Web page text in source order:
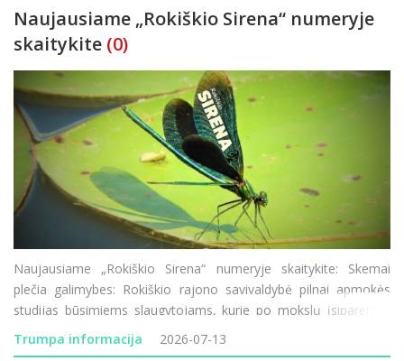
Naujausiame „Rokiškio Sirena“ numeryje
skaitykite (0)
Naujausiame „Rokiškio Sirena“ numeryje skaitykite: Skemai
plečia galimybes: Rokiškio rajono savivaldybė pilnai apmokės
studijas būsimiems slaugytojams, kurie po mokslų įsipareigos
dirbti Skemų socialinės globos namuose. Puiki proga norintiems
studijuoti ar persikvalifiku
Trumpa informacija 2026-07-13